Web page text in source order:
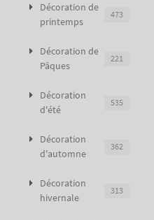
Décoration de
printemps
473
Décoration de
Pâques
221
Décoration
d'été
535
Décoration
d'automne
362
Décoration
hivernale
313